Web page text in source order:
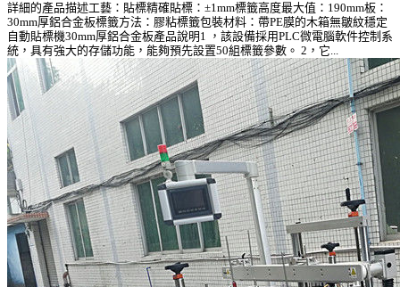
詳細的產品描述工藝：貼標精確貼標：±1mm標籤高度最大值：190mm板：
30mm厚鋁合金板標籤方法：膠粘標籤包裝材料：帶PE膜的木箱無皺紋穩定
自動貼標機30mm厚鋁合金板產品說明1 ，該設備採用PLC微電腦軟件控制系
統，具有強大的存儲功能，能夠預先設置50組標籤參數。 2，它...